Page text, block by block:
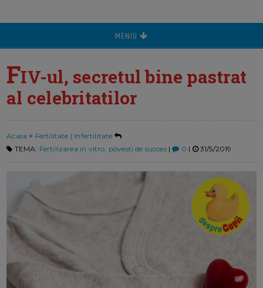
MENIU
FIV-ul, secretul bine pastrat
al celebritatilor
Acasa > Fertilitate | Infertilitate
TEMA: Fertilizarea in vitro, povesti de succes| 0 | 31/5/2019